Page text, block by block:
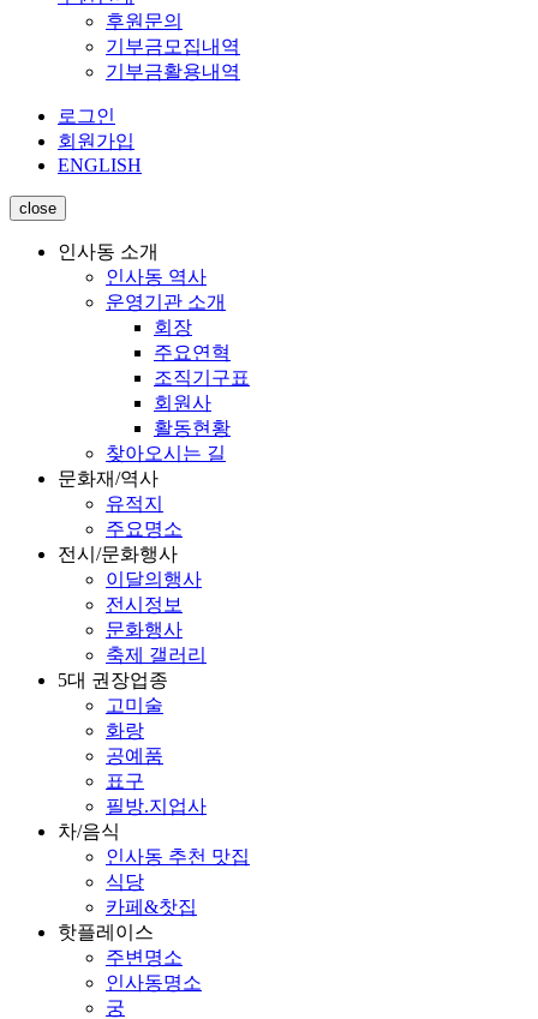
후원문의
기부금모집내역
기부금활용내역
로그인
회원가입
ENGLISH
close
인사동 소개
인사동 역사
운영기관 소개
회장
주요연혁
조직기구표
회원사
활동현황
찾아오시는 길
문화재/역사
유적지
주요명소
전시/문화행사
이달의행사
전시정보
문화행사
축제 갤러리
5대 권장업종
고미술
화랑
공예품
표구
필방.지업사
차/음식
인사동 추천 맛집
식당
카페&찻집
핫플레이스
주변명소
인사동명소
궁